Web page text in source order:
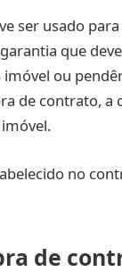
ser usado
que
ou
de contrato, a
no
de